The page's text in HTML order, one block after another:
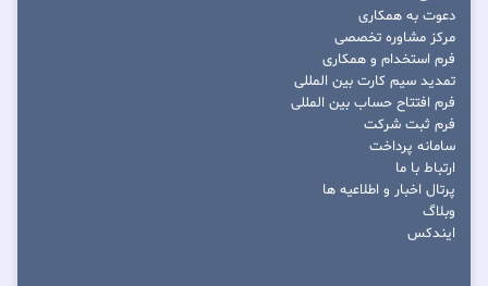
دعوت به همکاری
مرکز مشاوره تخصصی
فرم استخدام و همکاری
تمدید سیم کارت بین المللی
فرم افتتاح حساب بین المللی
فرم ثبت شرکت
سامانه پرداخت
ارتباط با ما
پرتال اخبار و اطلاعیه ها
وبلاگ
ایندکس